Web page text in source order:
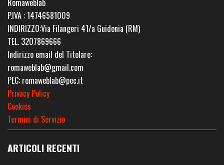
Romaweblab
P.IVA : 14746581009
INDIRIZZO:Via Filangeri 41/a Guidonia (RM)
TEL. 3207869666
Indirizzo email del Titolare:
romaweblab@gmail.com
PEC: romaweblab@pec.it
Privacy Policy
Cookies
Termini di Servizio
ARTICOLI RECENTI